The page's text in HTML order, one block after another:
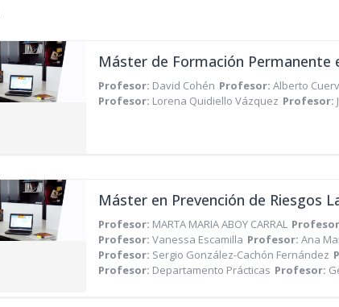
Profesor: David Cohén Profesor: Alberto
Profesor: Lorena Quidiello Vázquez Profesor:
Máster en Prevención de Riesgos
Profesor: MARTA MARIA ABOY CARRAL
Profesor: Vanessa Escamilla Profesor: Ana
Profesor: Sergio González-Cachón Fernández
Profesor: Departamento Prácticas Profesor: